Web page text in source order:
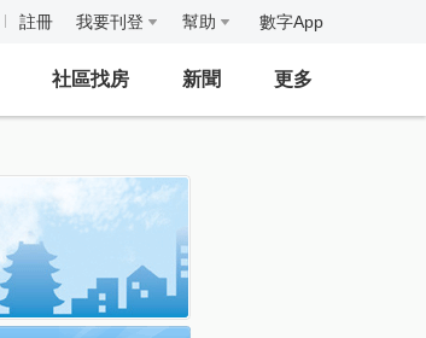
註冊 我要刊登 幫助 數字App
社區找房 新聞 更多